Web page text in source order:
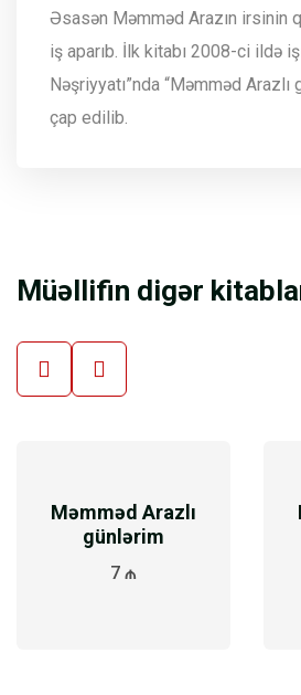
Əsasən Məmməd Arazın irsinin
iş aparıb. İlk kitabı 2008-ci ildə
Nəşriyyatı”nda “Məmməd Arazlı
çap edilib.
Müəllifin digər
Məmməd Arazlı
günlərim
7 ₼